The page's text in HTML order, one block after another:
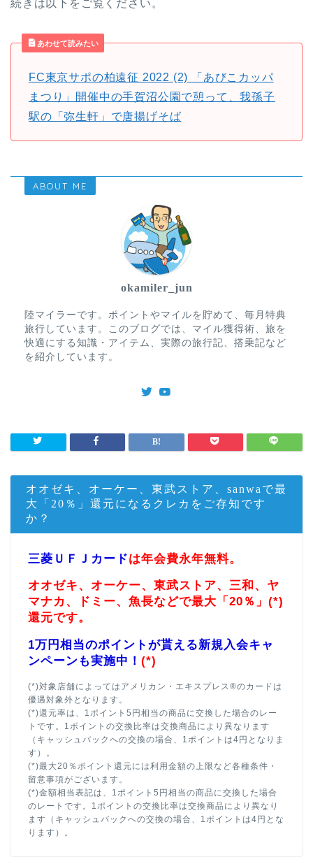
続きは以下をご覧ください。
あわせて読みたい
FC東京サポの柏遠征 2022 (2) 「あびこカッパ
まつり」開催中の手賀沼公園で憩って、我孫子
駅の「弥生軒」で唐揚げそば
ABOUT ME
okamiler_jun
陸マイラーです。ポイントやマイルを貯めて、毎月特典
旅行しています。このブログでは、マイル獲得術、旅を
快適にする知識・アイテム、実際の旅行記、搭乗記など
を紹介しています。
オオゼキ、オーケー、東武ストア、sanwaで最
大「20％」還元になるクレカをご存知です
か？
三菱ＵＦＪカードは年会費永年無料。
オオゼキ、オーケー、東武ストア、三和、ヤ
マナカ、ドミー、魚長などで最大「20％」(*)
還元です。
1万円相当のポイントが貰える新規入会キャ
ンペーンも実施中！ (*)
(*)対象店舗によってはアメリカン・エキスプレス®のカードは
優遇対象外となります。
(*)還元率は、1ポイント5円相当の商品に交換した場合のレー
トです。1ポイントの交換比率は交換商品により異なります
（キャッシュバックへの交換の場合、1ポイントは4円となりま
す）。
(*)最大20％ポイント還元には利用金額の上限など各種条件・
留意事項がございます。
(*)金額相当表記は、1ポイント5円相当の商品に交換した場合
のレートです。1ポイントの交換比率は交換商品により異なり
ます（キャッシュバックへの交換の場合、1ポイントは4円とな
ります）。